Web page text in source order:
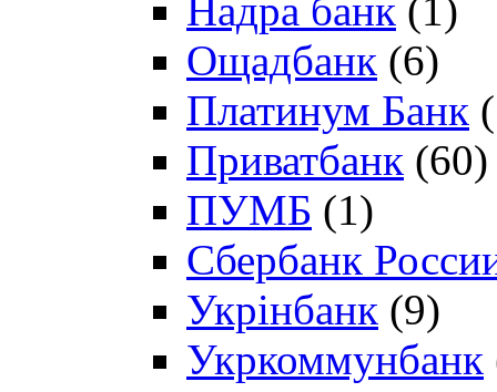
Надра банк (1)
Ощадбанк (6)
Платинум Банк
Приватбанк (60)
ПУМБ (1)
Сбербанк
Укрінбанк (9)
Укркоммунбанк